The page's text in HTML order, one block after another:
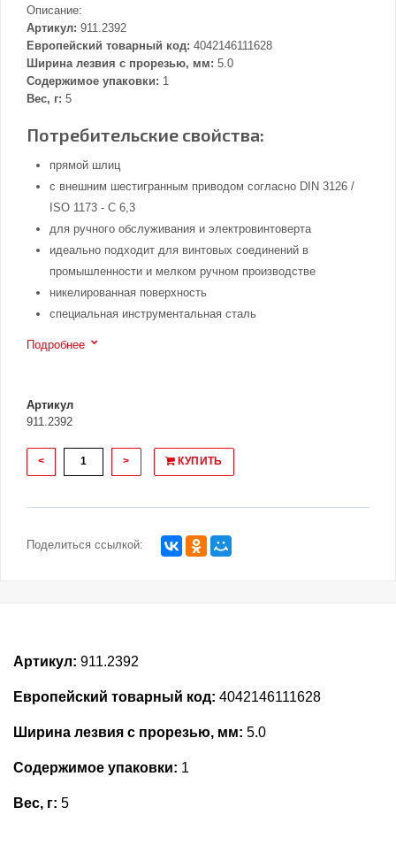
Описание:
Артикул: 911.2392
Европейский товарный код: 4042146111628
Ширина лезвия с прорезью, мм: 5.0
Содержимое упаковки: 1
Вес, г: 5
Потребительские свойства:
прямой шлиц
с внешним шестигранным приводом согласно DIN 3126 /
ISO 1173 - C 6,3
для ручного обслуживания и электровинтоверта
идеально подходит для винтовых соединений в
промышленности и мелком ручном производстве
никелированная поверхность
специальная инструментальная сталь
Подробнее
Артикул
911.2392
< > КУПИТЬ
Поделиться ссылкой:
Артикул: 911.2392
Европейский товарный код: 4042146111628
Ширина лезвия с прорезью, мм: 5.0
Содержимое упаковки: 1
Вес, г: 5